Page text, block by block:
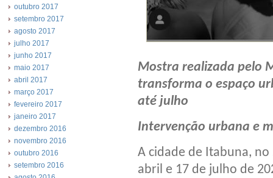
outubro 2017
setembro 2017
agosto 2017
julho 2017
junho 2017
maio 2017
abril 2017
março 2017
fevereiro 2017
janeiro 2017
dezembro 2016
novembro 2016
outubro 2016
setembro 2016
Mostra realizada pelo
transforma o espaço
até julho
Intervenção urbana e
​A cidade de Itabuna,
abril e 17 de julho de